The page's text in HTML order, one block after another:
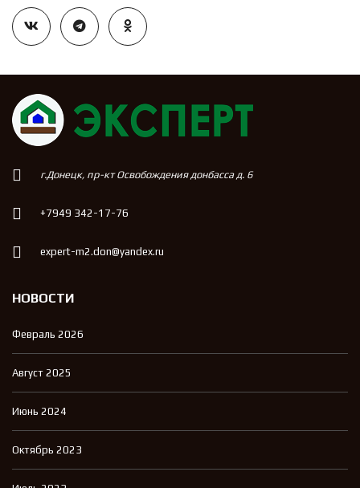
г.Донецк, пр-кт Освобождения донбасса д. 6
+7949 342-17-76
expert-m2.don@yandex.ru
НОВОСТИ
Февраль 2026
Август 2025
Июнь 2024
Октябрь 2023